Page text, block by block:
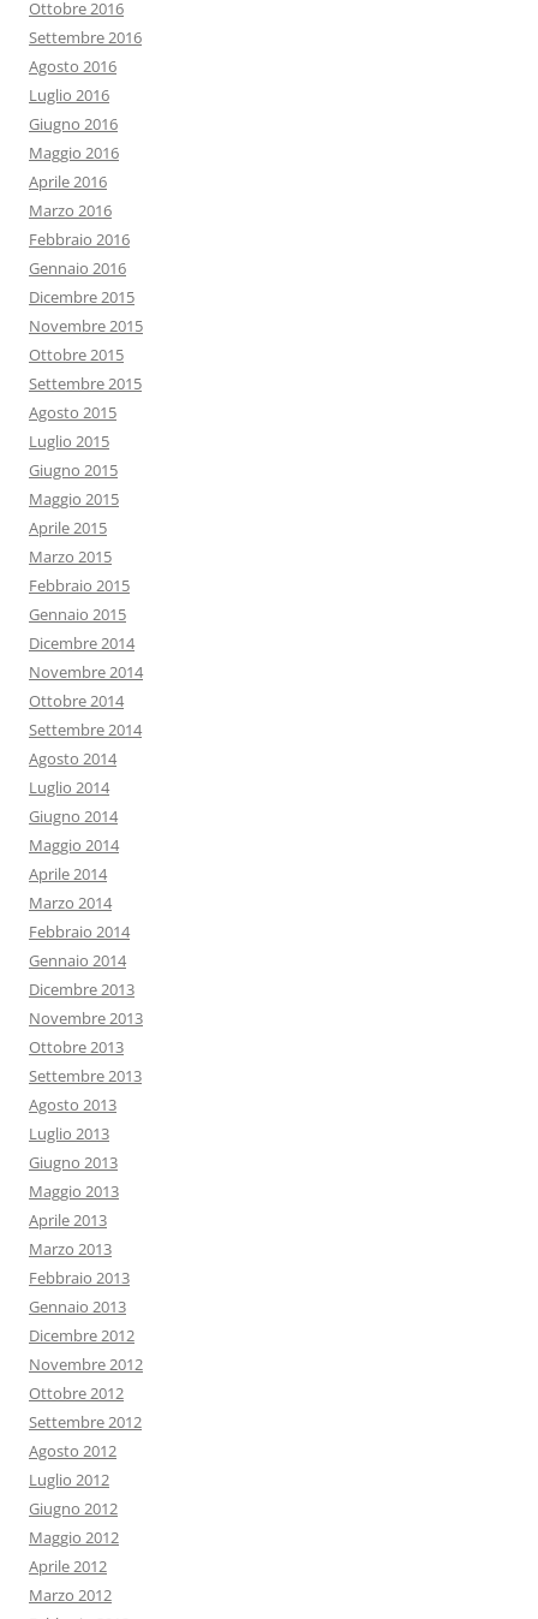
Ottobre 2016
Settembre 2016
Agosto 2016
Luglio 2016
Giugno 2016
Maggio 2016
Aprile 2016
Marzo 2016
Febbraio 2016
Gennaio 2016
Dicembre 2015
Novembre 2015
Ottobre 2015
Settembre 2015
Agosto 2015
Luglio 2015
Giugno 2015
Maggio 2015
Aprile 2015
Marzo 2015
Febbraio 2015
Gennaio 2015
Dicembre 2014
Novembre 2014
Ottobre 2014
Settembre 2014
Agosto 2014
Luglio 2014
Giugno 2014
Maggio 2014
Aprile 2014
Marzo 2014
Febbraio 2014
Gennaio 2014
Dicembre 2013
Novembre 2013
Ottobre 2013
Settembre 2013
Agosto 2013
Luglio 2013
Giugno 2013
Maggio 2013
Aprile 2013
Marzo 2013
Febbraio 2013
Gennaio 2013
Dicembre 2012
Novembre 2012
Ottobre 2012
Settembre 2012
Agosto 2012
Luglio 2012
Giugno 2012
Maggio 2012
Aprile 2012
Marzo 2012